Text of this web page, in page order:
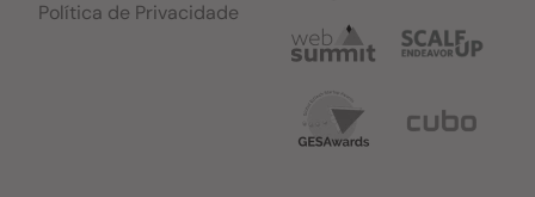
Política de Privacidade